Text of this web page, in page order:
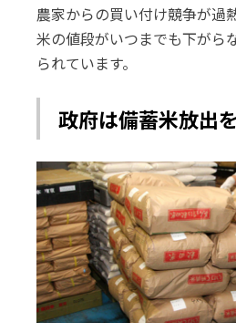
農家からの買い付け競争が過
米の値段がいつまでも下がら
られています。
政府は備蓄米放出